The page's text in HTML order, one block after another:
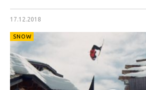
17.12.2018
SNOW